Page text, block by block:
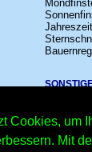
Cookies, um
Mit
Wahltage